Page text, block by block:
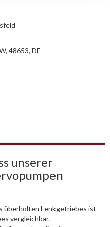
48653, DE
unserer
überholten Lenkgetriebes ist
vergleichbar.